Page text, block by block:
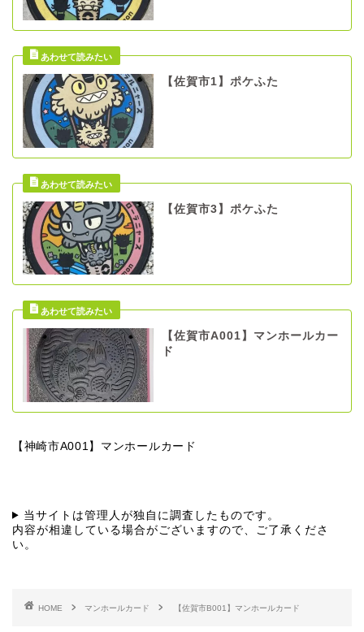
【佐賀市1】ポケふた
【佐賀市3】ポケふた
【佐賀市A001】マンホールカー
ド
【神崎市A001】マンホールカード
当サイトは管理人が独自に調査したものです。
内容が相違している場合がございますので、ご了承くださ
い。
HOME マンホールカード 【佐賀市B001】マンホールカード